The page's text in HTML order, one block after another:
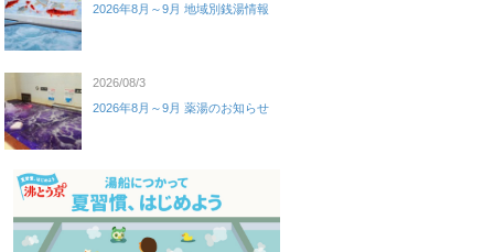
2026年8月～9月 地域別銭湯情報
2026/08/3
2026年8月～9月 薬湯のお知らせ